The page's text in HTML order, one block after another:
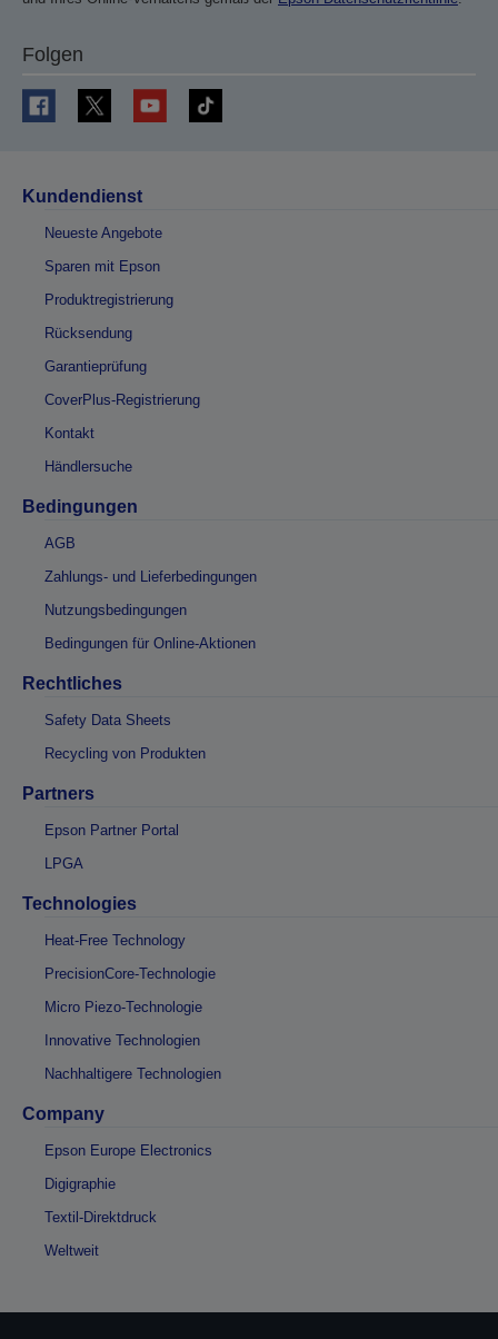
Folgen
Kundendienst
Neueste Angebote
Sparen mit Epson
Produktregistrierung
Rücksendung
Garantieprüfung
CoverPlus-Registrierung
Kontakt
Händlersuche
Bedingungen
AGB
Zahlungs- und Lieferbedingungen
Nutzungsbedingungen
Bedingungen für Online-Aktionen
Rechtliches
Safety Data Sheets
Recycling von Produkten
Partners
Epson Partner Portal
LPGA
Technologies
Heat-Free Technology
PrecisionCore-Technologie
Micro Piezo-Technologie
Innovative Technologien
Nachhaltigere Technologien
Company
Epson Europe Electronics
Digigraphie
Textil-Direktdruck
Weltweit